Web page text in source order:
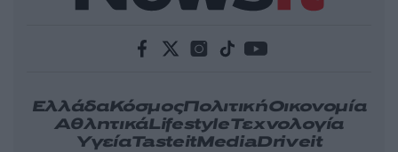
ΕλλάδαΚόσμοςΠολιτικήΟικονομία
ΑθλητικάLifestyleΤεχνολογία
ΥγείαTasteitMediaDriveit